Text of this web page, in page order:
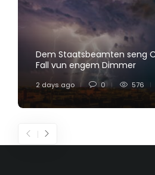
Dem Staatsbeamten seng
Fall vun engem Dimmer
2 days ago 0 576